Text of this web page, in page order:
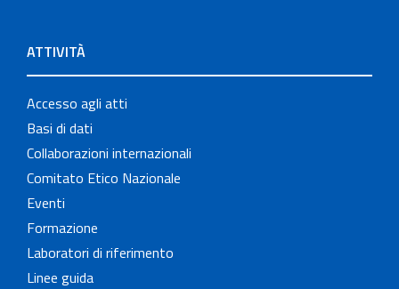
ATTIVITÀ
Accesso agli atti
Basi di dati
Collaborazioni internazionali
Comitato Etico Nazionale
Eventi
Formazione
Laboratori di riferimento
Linee guida